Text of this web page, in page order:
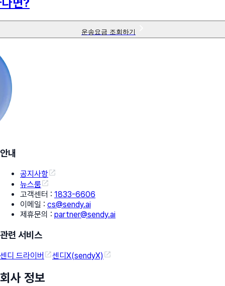
운송요금 조회하기
안내
공지사항
뉴스룸
고객센터 : 1833-6606
이메일 : cs@sendy.ai
제휴문의 : partner@sendy.ai
관련 서비스
센디 드라이버 센디X(sendyX)
회사 정보